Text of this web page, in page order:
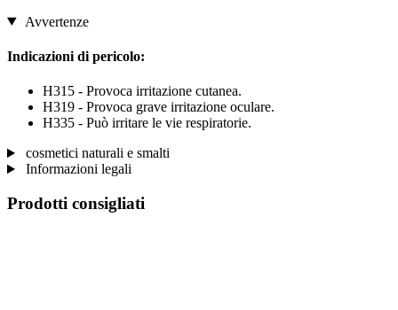
Avvertenze
Indicazioni di pericolo:
H315 - Provoca irritazione cutanea.
H319 - Provoca grave irritazione oculare.
H335 - Può irritare le vie respiratorie.
cosmetici naturali e smalti
Informazioni legali
Prodotti consigliati